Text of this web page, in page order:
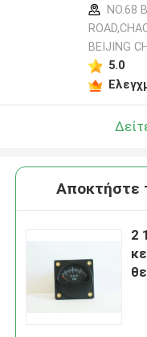
NO.68
BEIJING
5.0
Αποκτήστε
2